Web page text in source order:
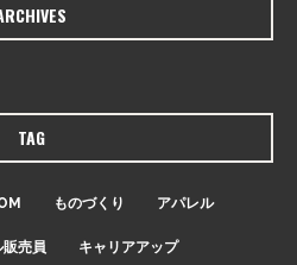
TAG
ものづくり アパレル
販売員 キャリアアップ